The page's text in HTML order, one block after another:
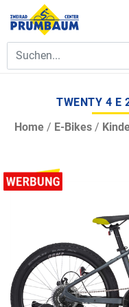
TWENTY 4 E
Home / E-Bikes /